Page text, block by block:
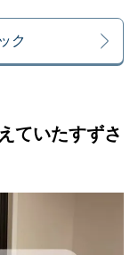
ク
ていたすずさ